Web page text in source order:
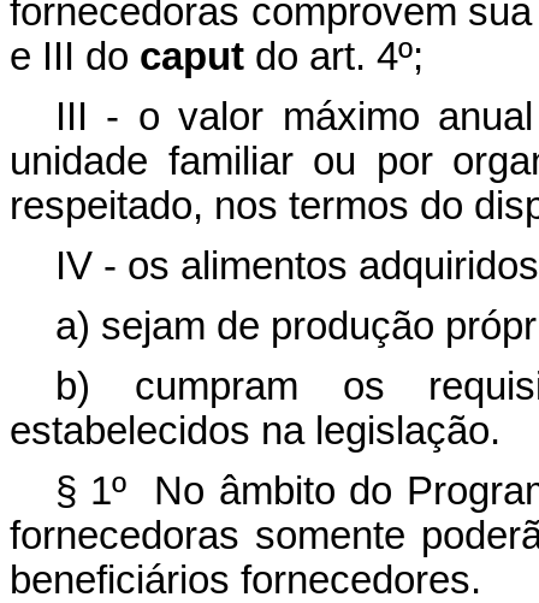
fornecedoras comprovem
e III do caput do art. 4º;
III - o valor máximo
unidade familiar ou por
respeitado, nos termos do
IV - os alimentos
a) sejam de produção
b) cumpram os
estabelecidos na legislação.
§ 1º No âmbito do
fornecedoras somente
beneficiários fornecedores.